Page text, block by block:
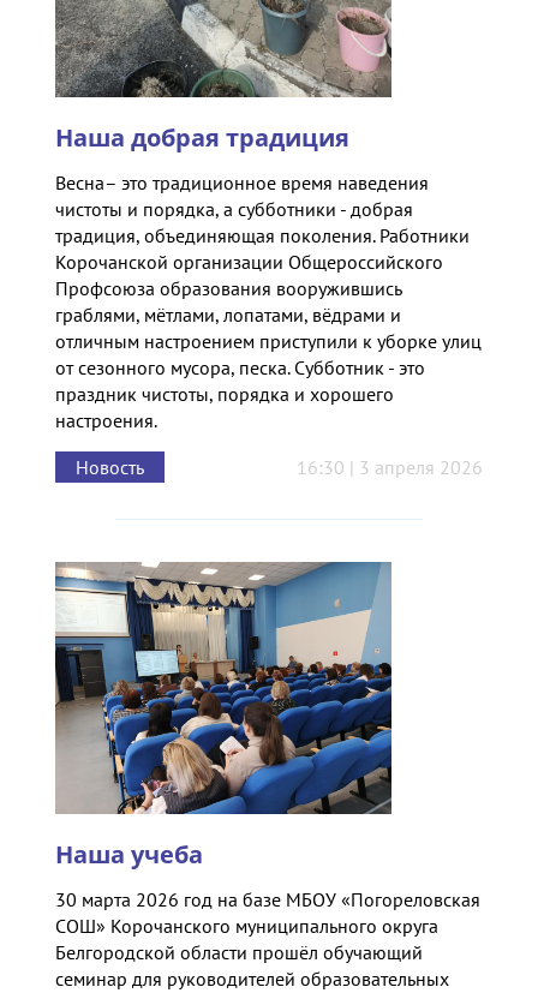
Наша добрая традиция
Весна– это традиционное время наведения
чистоты и порядка, а субботники - добрая
традиция, объединяющая поколения. Работники
Корочанской организации Общероссийского
Профсоюза образования вооружившись
граблями, мётлами, лопатами, вёдрами и
отличным настроением приступили к уборке улиц
от сезонного мусора, песка. Субботник - это
праздник чистоты, порядка и хорошего
настроения.
Новость
16:30 | 3 апреля 2026
Наша учеба
30 марта 2026 год на базе МБОУ «Погореловская
СОШ» Корочанского муниципального округа
Белгородской области прошёл обучающий
семинар для руководителей образовательных